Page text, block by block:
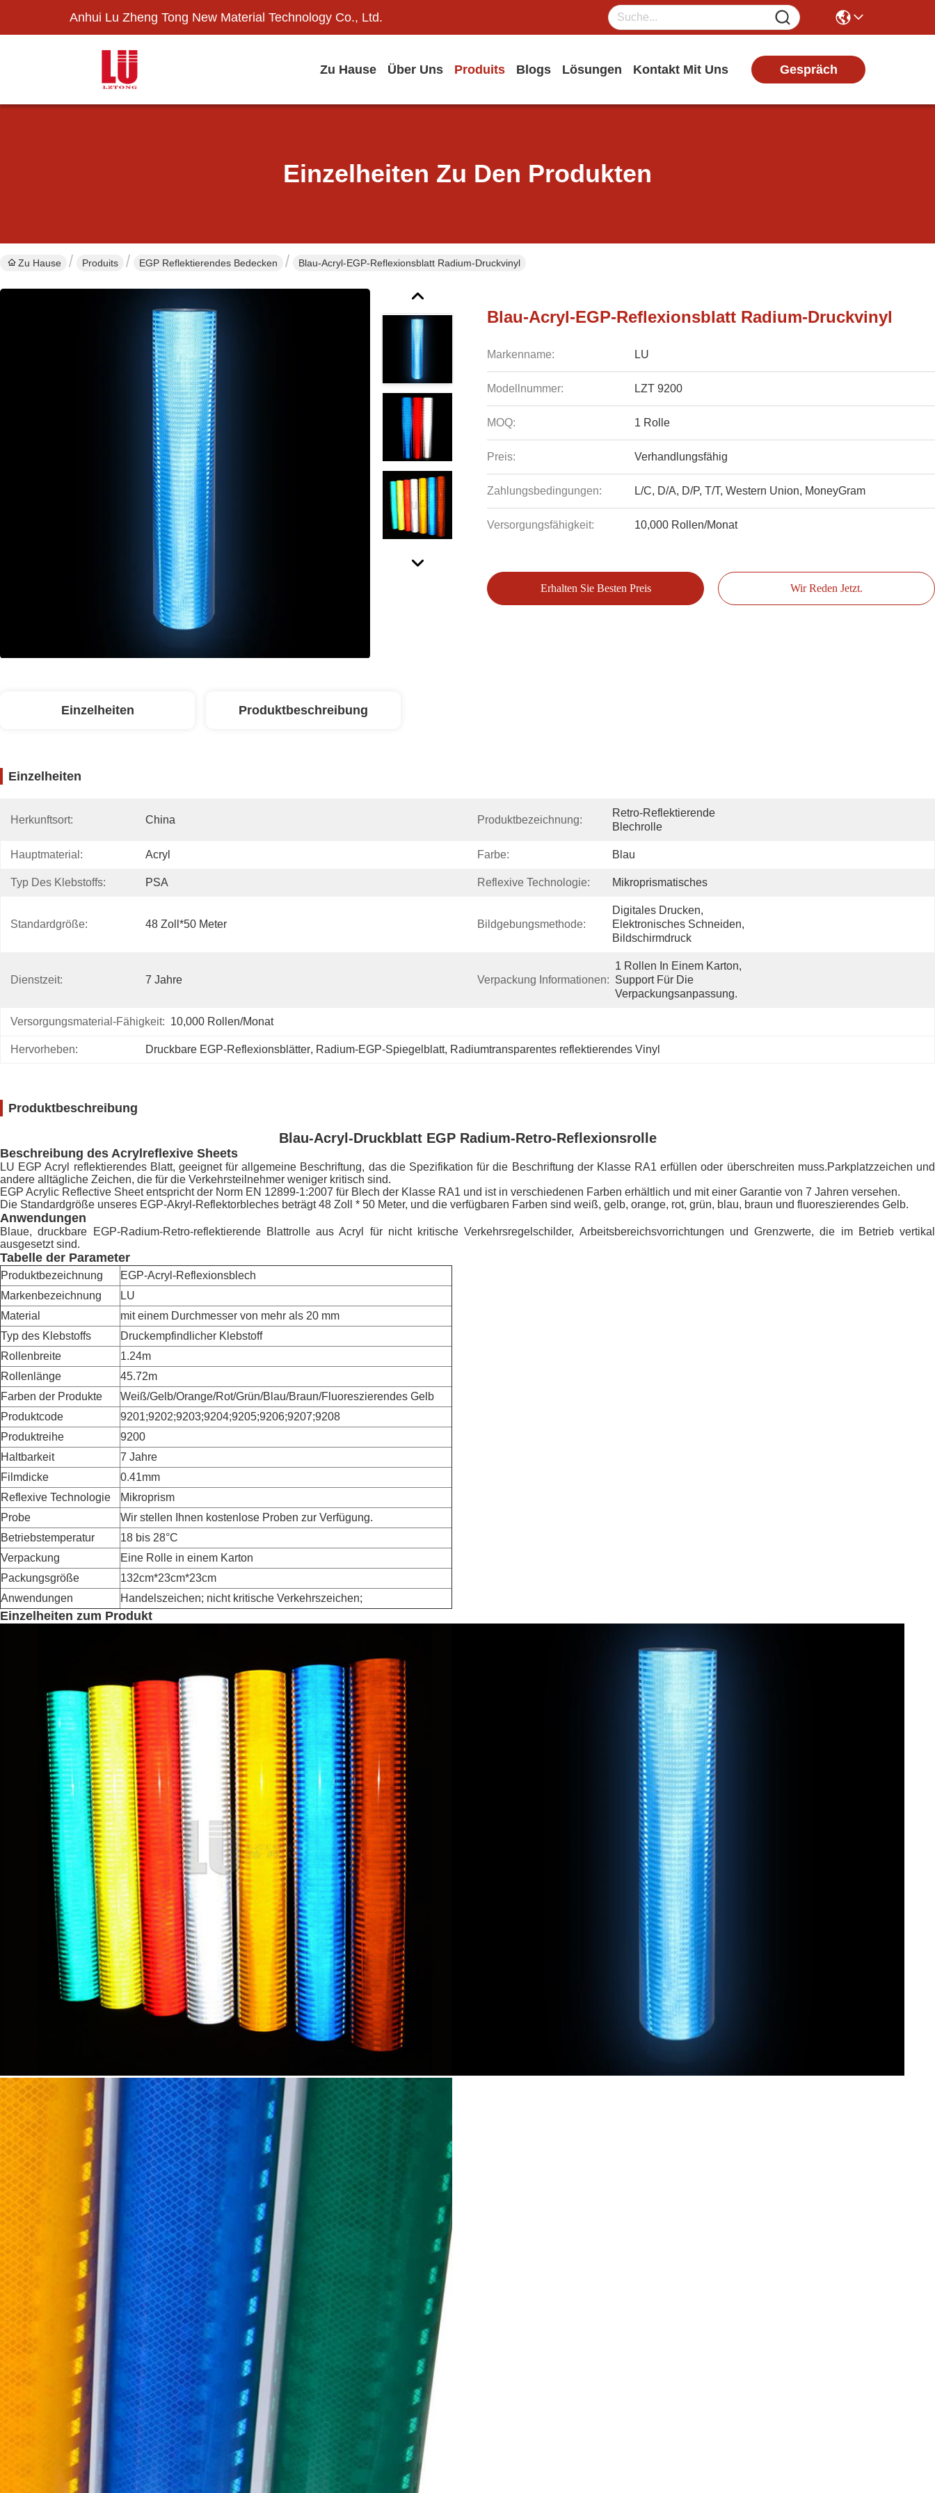
Anhui Lu Zheng Tong New Material Technology Co., Ltd.
Zu Hause Über Uns Produits Blogs Lösungen Kontakt Mit Uns Gespräch
Einzelheiten Zu Den Produkten
Zu Hause Produits EGP Reflektierendes Bedecken Blau-Acryl-EGP-Reflexionsblatt Radium-Druckvinyl
Blau-Acryl-EGP-Reflexionsblatt Radium-Druckvinyl
Markenname: LU
Modellnummer: LZT 9200
MOQ: 1 Rolle
Preis: Verhandlungsfähig
Zahlungsbedingungen: L/C, D/A, D/P, T/T, Western Union, MoneyGram
Versorgungsfähigkeit: 10,000 Rollen/Monat
Erhalten Sie Besten Preis Wir Reden Jetzt.
Einzelheiten Produktbeschreibung
Einzelheiten
Herkunftsort: China Produktbezeichnung:
Retro-Reflektierende
Blechrolle
Hauptmaterial: Acryl Farbe: Blau
Typ Des Klebstoffs: PSA Reflexive Technologie: Mikroprismatisches
Standardgröße: 48 Zoll*50 Meter Bildgebungsmethode:
Digitales Drucken,
Elektronisches Schneiden,
Bildschirmdruck
Dienstzeit: 7 Jahre Verpackung Informationen:
1 Rollen In Einem Karton,
Support Für Die
Verpackungsanpassung.
Versorgungsmaterial-Fähigkeit: 10,000 Rollen/Monat
Hervorheben: Druckbare EGP-Reflexionsblätter, Radium-EGP-Spiegelblatt, Radiumtransparentes reflektierendes Vinyl
Produktbeschreibung
Blau-Acryl-Druckblatt EGP Radium-Retro-Reflexionsrolle
Beschreibung des Acrylreflexive Sheets
LU EGP Acryl reflektierendes Blatt, geeignet für allgemeine Beschriftung, das die Spezifikation für die Beschriftung der Klasse RA1 erfüllen oder überschreiten muss.Parkplatzzeichen und
andere alltägliche Zeichen, die für die Verkehrsteilnehmer weniger kritisch sind.
EGP Acrylic Reflective Sheet entspricht der Norm EN 12899-1:2007 für Blech der Klasse RA1 und ist in verschiedenen Farben erhältlich und mit einer Garantie von 7 Jahren versehen.
Die Standardgröße unseres EGP-Akryl-Reflektorbleches beträgt 48 Zoll * 50 Meter, und die verfügbaren Farben sind weiß, gelb, orange, rot, grün, blau, braun und fluoreszierendes Gelb.
Anwendungen
Blaue, druckbare EGP-Radium-Retro-reflektierende Blattrolle aus Acryl für nicht kritische Verkehrsregelschilder, Arbeitsbereichsvorrichtungen und Grenzwerte, die im Betrieb vertikal
ausgesetzt sind.
Tabelle der Parameter
Produktbezeichnung
EGP-Acryl-Reflexionsblech
Markenbezeichnung
LU
Material
mit einem Durchmesser von mehr als 20 mm
Typ des Klebstoffs
Druckempfindlicher Klebstoff
Rollenbreite
1.24m
Rollenlänge
45.72m
Farben der Produkte
Weiß/Gelb/Orange/Rot/Grün/Blau/Braun/Fluoreszierendes Gelb
Produktcode
9201;9202;9203;9204;9205;9206;9207;9208
Produktreihe
9200
Haltbarkeit
7 Jahre
Filmdicke
0.41mm
Reflexive Technologie
Mikroprism
Probe
Wir stellen Ihnen kostenlose Proben zur Verfügung.
Betriebstemperatur
18 bis 28°C
Verpackung
Eine Rolle in einem Karton
Packungsgröße
132cm*23cm*23cm
Anwendungen
Handelszeichen; nicht kritische Verkehrszeichen;
Einzelheiten zum Produkt